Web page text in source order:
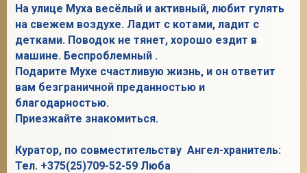
На улице Муха весёлый и активный, любит гулять
на свежем воздухе. Ладит с котами, ладит с
детками. Поводок не тянет, хорошо ездит в
машине. Беспроблемный .
Подарите Мухе счастливую жизнь, и он ответит
вам безграничной преданностью и
благодарностью.
Приезжайте знакомиться.
Куратор, по совместительству Ангел-хранитель:
Тел. +375(25)709-52-59 Люба